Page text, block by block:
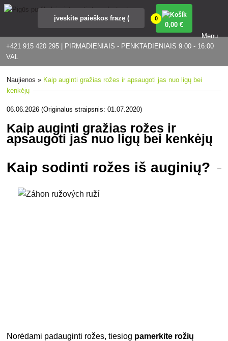
+421 915 420 295 | PIRMADIENIAIS - PENKTADIENIAIS 9:00 - 16:00
VAL
0
0,00 €
Menu
Naujienos » Kaip auginti gražias rožes ir apsaugoti jas nuo ligų bei
kenkėjų
06.06.2026 (Originalus straipsnis: 01.07.2020)
Kaip auginti gražias rožes ir
apsaugoti jas nuo ligų bei kenkėjų
Kaip sodinti rožes iš auginių?
Norėdami padauginti rožes, tiesiog pamerkite rožių